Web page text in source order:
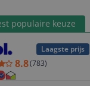
populaire keuze
Laagste prijs
8.8(783)